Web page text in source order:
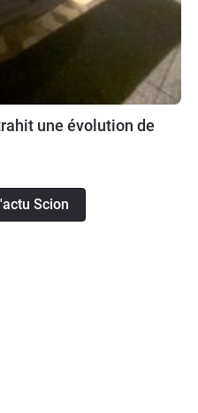
une évolution de
Scion